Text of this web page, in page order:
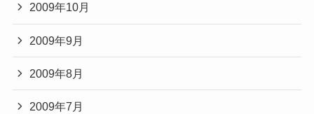
2009年10月
2009年9月
2009年8月
2009年7月